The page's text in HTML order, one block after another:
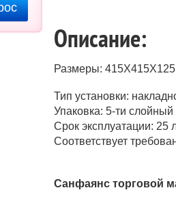
Описание:
Размеры:
Тип установки:
Упаковка: 5-ти слойный
Срок эксплуатации: 25
Соответствует
Санфаянс торговой